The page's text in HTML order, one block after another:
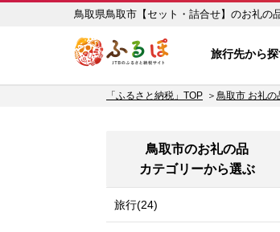
旅行先から
「ふるさと納税」TOP 鳥取市 お礼の
鳥取市のお礼の品
カテゴリーから選ぶ
旅行(24)